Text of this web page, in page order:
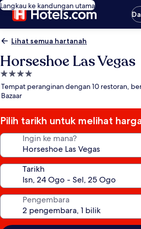
Langkau ke kandungan utama
Lihat semua hartanah
Horseshoe Las Vegas
Hartanah
4.0
bintang
Tempat peranginan dengan 10 restoran,
Bazaar
Pilih tarikh untuk melihat
Ingin ke mana?
Tarikh
Pengembara